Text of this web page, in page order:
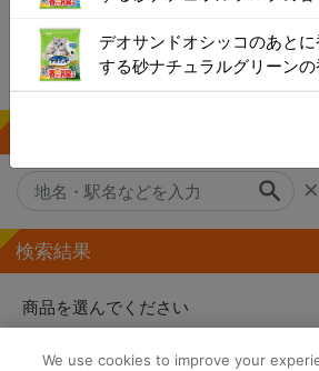
デオサンドオシッコのあと
する砂ナチュラルグリーンの
ブランドから探す
×
検索結果
商品を選んでください
We use cookies to improve your